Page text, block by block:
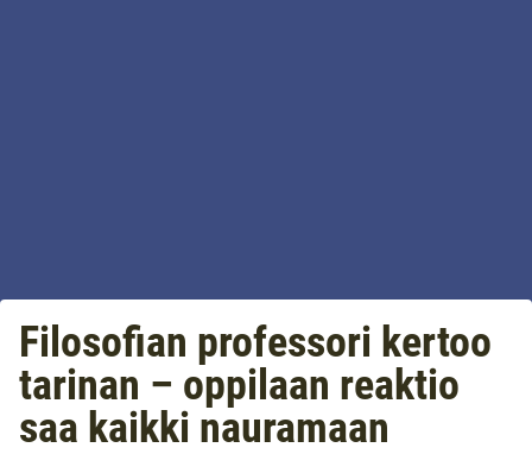
Filosofian professori kertoo
tarinan – oppilaan reaktio
saa kaikki nauramaan